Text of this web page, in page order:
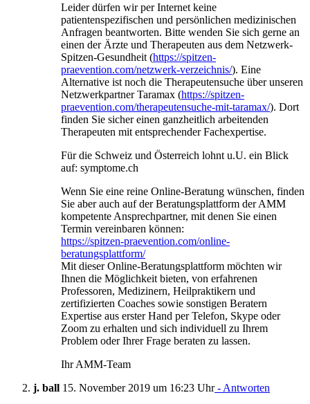
Leider dürfen wir per Internet keine
patientenspezifischen und persönlichen medizinischen
Anfragen beantworten. Bitte wenden Sie sich gerne an
einen der Ärzte und Therapeuten aus dem Netzwerk-
Spitzen-Gesundheit (https://spitzen-
praevention.com/netzwerk-verzeichnis/). Eine
Alternative ist noch die Therapeutensuche über unseren
Netzwerkpartner Taramax (https://spitzen-
praevention.com/therapeutensuche-mit-taramax/). Dort
finden Sie sicher einen ganzheitlich arbeitenden
Therapeuten mit entsprechender Fachexpertise.
Für die Schweiz und Österreich lohnt u.U. ein Blick
auf: symptome.ch
Wenn Sie eine reine Online-Beratung wünschen, finden
Sie aber auch auf der Beratungsplattform der AMM
kompetente Ansprechpartner, mit denen Sie einen
Termin vereinbaren können:
https://spitzen-praevention.com/online-
beratungsplattform/
Mit dieser Online-Beratungsplattform möchten wir
Ihnen die Möglichkeit bieten, von erfahrenen
Professoren, Medizinern, Heilpraktikern und
zertifizierten Coaches sowie sonstigen Beratern
Expertise aus erster Hand per Telefon, Skype oder
Zoom zu erhalten und sich individuell zu Ihrem
Problem oder Ihrer Frage beraten zu lassen.
Ihr AMM-Team
j. ball 15. November 2019 um 16:23 Uhr- Antworten